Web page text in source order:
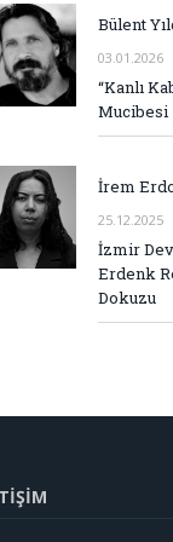
Bülent
03.01.2026
“Kanlı
Mucibesi
İrem
25.12.2025
İzmir
Erdenk
Dokuzu